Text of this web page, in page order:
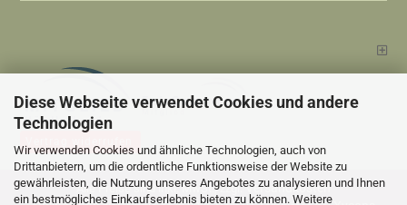
Diese Webseite verwendet Cookies und andere
Technologien
Wir verwenden Cookies und ähnliche Technologien, auch von
Drittanbietern, um die ordentliche Funktionsweise der Website zu
gewährleisten, die Nutzung unseres Angebotes zu analysieren und Ihnen
ein bestmögliches Einkaufserlebnis bieten zu können. Weitere
Alle Preise sind inkl. MwSt., zzgl.Versandkosten